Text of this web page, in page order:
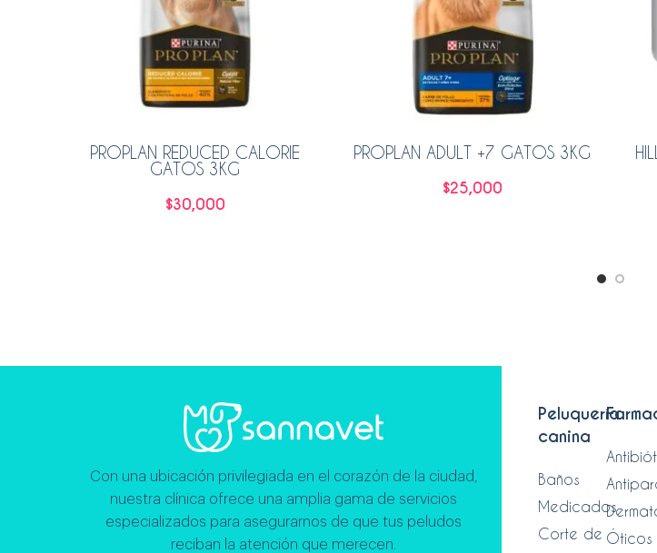
PROPLAN REDUCED CALORIE
GATOS 3KG
$30,000
PROPLAN ADULT +7 GATOS 3KG
$25,000
Con una ubicación privilegiada en el corazón de la ciudad,
nuestra clínica ofrece una amplia gama de servicios
especializados para asegurarnos de que tus peludos
reciban la atención que merecen.
Peluquería
canina
Baños
Medicados
Corte de Óticos